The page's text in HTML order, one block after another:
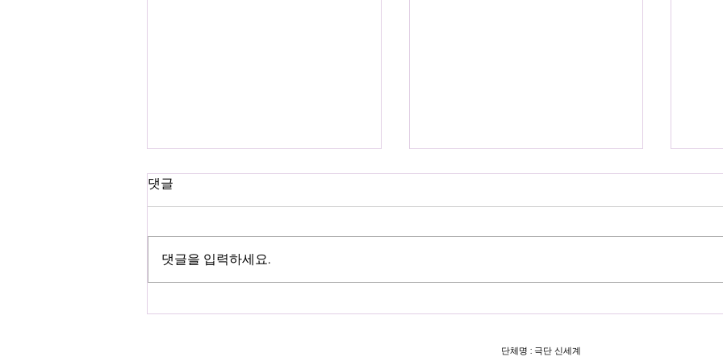
티켓오픈 D-Day!! 🕰 연극 <
댓글
댓글을 입력하세요.
단체명 : 극단 신세계